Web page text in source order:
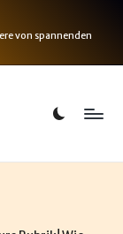
von spannenden